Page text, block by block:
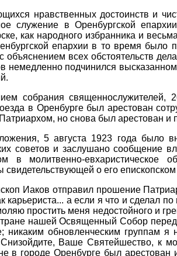
нравственных достоинств и
служение в Оренбургской
как народного избранника и
епархии в то время было
объяснением всех обстоятельств
немедленно подчинился
собрания
в Оренбурге был арестован
но снова был арестован
5 августа 1923 года было
советов и заслушано сообщение
в молитвенно-евхаристическое
о его епископском
Иаков отправил прошение
карьериста... а если я что и сделал
простить меня недостойного и
нашей Освященный Собор
обновленческим группам я
Ваше Святейшество, к
в городе Оренбурге был